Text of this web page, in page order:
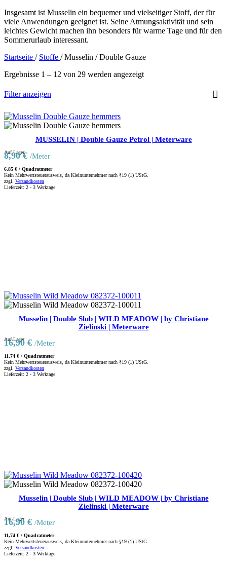
Insgesamt ist Musselin ein bequemer und vielseitiger Stoff, der für
viele Anwendungen geeignet ist. Seine Atmungsaktivität und sein
leichtes Gewicht machen ihn besonders für warme Tage und für den
Sommerurlaub interessant.
Startseite / Stoffe / Musselin / Double Gauze
Ergebnisse 1 – 12 von 29 werden angezeigt
Filter anzeigen
MUSSELIN | Double Gauze Petrol | Meterware
Auf Lager
8,90€ /Meter
6,85 € / Quadratmeter
Kein Mehrwertsteuerausweis, da Kleinunternehmer nach §19 (1) UStG.
zzgl. Versandkosten
Lieferzeit: 2 - 3 Werktage
Musselin | Double Slub | WILD MEADOW | by Christiane
Zielinski | Meterware
Auf Lager
16,90 € /Meter
11,74 € / Quadratmeter
Kein Mehrwertsteuerausweis, da Kleinunternehmer nach §19 (1) UStG.
zzgl. Versandkosten
Lieferzeit: 2 - 3 Werktage
Musselin | Double Slub | WILD MEADOW | by Christiane
Zielinski | Meterware
Auf Lager
16,90 € /Meter
11,74 € / Quadratmeter
Kein Mehrwertsteuerausweis, da Kleinunternehmer nach §19 (1) UStG.
zzgl. Versandkosten
Lieferzeit: 2 - 3 Werktage